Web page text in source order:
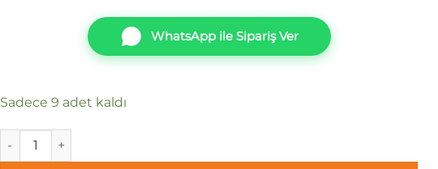
WhatsApp ile Sipariş Ver
Sadece 9 adet kaldı
Ankawall Vision 2402-3 Duvar Kağıdı adet